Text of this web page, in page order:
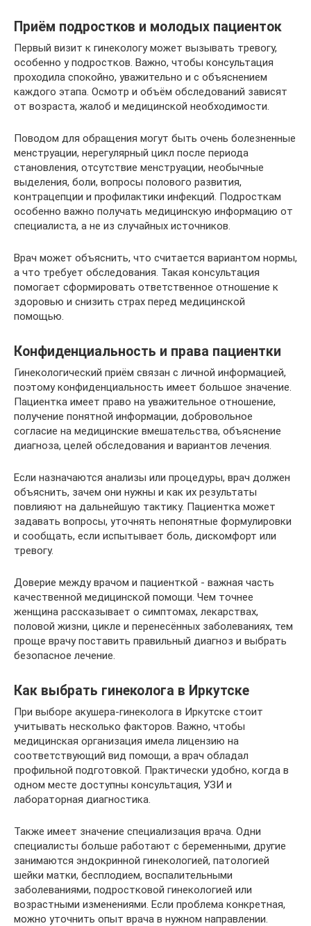
Приём подростков и молодых пациенток
Первый визит к гинекологу может вызывать тревогу,
особенно у подростков. Важно, чтобы консультация
проходила спокойно, уважительно и с объяснением
каждого этапа. Осмотр и объём обследований зависят
от возраста, жалоб и медицинской необходимости.
Поводом для обращения могут быть очень болезненные
менструации, нерегулярный цикл после периода
становления, отсутствие менструации, необычные
выделения, боли, вопросы полового развития,
контрацепции и профилактики инфекций. Подросткам
особенно важно получать медицинскую информацию от
специалиста, а не из случайных источников.
Врач может объяснить, что считается вариантом нормы,
а что требует обследования. Такая консультация
помогает сформировать ответственное отношение к
здоровью и снизить страх перед медицинской
помощью.
Конфиденциальность и права пациентки
Гинекологический приём связан с личной информацией,
поэтому конфиденциальность имеет большое значение.
Пациентка имеет право на уважительное отношение,
получение понятной информации, добровольное
согласие на медицинские вмешательства, объяснение
диагноза, целей обследования и вариантов лечения.
Если назначаются анализы или процедуры, врач должен
объяснить, зачем они нужны и как их результаты
повлияют на дальнейшую тактику. Пациентка может
задавать вопросы, уточнять непонятные формулировки
и сообщать, если испытывает боль, дискомфорт или
тревогу.
Доверие между врачом и пациенткой - важная часть
качественной медицинской помощи. Чем точнее
женщина рассказывает о симптомах, лекарствах,
половой жизни, цикле и перенесённых заболеваниях, тем
проще врачу поставить правильный диагноз и выбрать
безопасное лечение.
Как выбрать гинеколога в Иркутске
При выборе акушера-гинеколога в Иркутске стоит
учитывать несколько факторов. Важно, чтобы
медицинская организация имела лицензию на
соответствующий вид помощи, а врач обладал
профильной подготовкой. Практически удобно, когда в
одном месте доступны консультация, УЗИ и
лабораторная диагностика.
Также имеет значение специализация врача. Одни
специалисты больше работают с беременными, другие
занимаются эндокринной гинекологией, патологией
шейки матки, бесплодием, воспалительными
заболеваниями, подростковой гинекологией или
возрастными изменениями. Если проблема конкретная,
можно уточнить опыт врача в нужном направлении.